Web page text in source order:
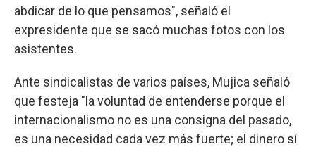
abdicar de lo que pensamos", señaló el
expresidente que se sacó muchas fotos con los
asistentes.
Ante sindicalistas de varios países, Mujica señaló
que festeja "la voluntad de entenderse porque el
internacionalismo no es una consigna del pasado,
es una necesidad cada vez más fuerte; el dinero sí